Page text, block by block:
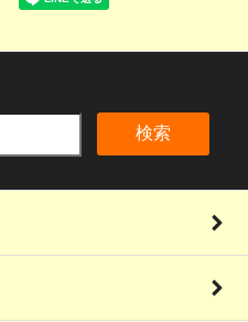
検索